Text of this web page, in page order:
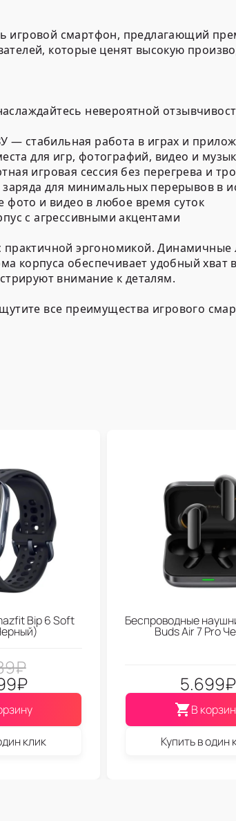
игровой смартфон, предлагающий
которые ценят высокую
невероятной
стабильная работа в играх и
для игр, фотографий, видео и
игровая сессия без перегрева и
для минимальных перерывов в
и видео в любое время суток
с агрессивными акцентами
практичной эргономикой.
корпуса обеспечивает удобный хват
внимание к деталям.
все преимущества игрового
Bip 6 Soft
₽
₽
клик
Беспроводные
Buds Air 7 Pro
5.699₽
В
Купить в один